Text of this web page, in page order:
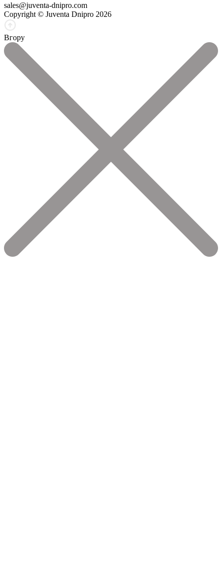
sales@juventa-dnipro.com
Copyright © Juventa Dnipro 2026
Вгору